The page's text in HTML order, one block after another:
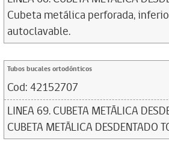
Cubeta metálica perforada,
autoclavable.
Tubos bucales ortodónticos
Cod: 42152707
LINEA 69. CUBETA METÁLICA
CUBETA METÁLICA DESDENTADO